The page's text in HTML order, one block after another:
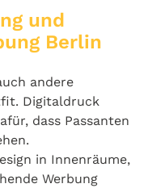
und
Berlin
andere
Digitaldruck
dass Passanten
in Innenräume,
Werbung